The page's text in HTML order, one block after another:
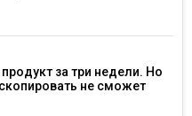
за три недели. Но
не сможет